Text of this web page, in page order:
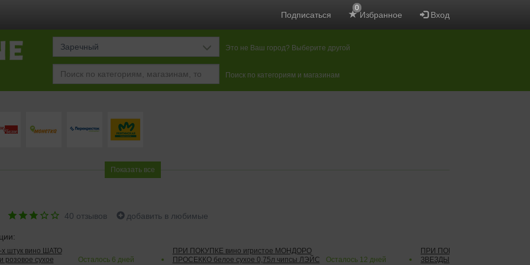
Подписаться Избранное
0
Вход
Заречный Это не Ваш город? Выберите другой
Поиск по категориям и магазинам
Показать все
40 отзывов добавить в любимые
х штук вино ШАТО
розовое сухое
Осталось 6 дней
ПРИ ПОКУПКЕ вино игристое МОНДОРО
ПРОСЕККО белое сухое 0,75л чипсы ЛЭЙС
Осталось 12 дней
ПРИ ПОКУПКЕ коньяк
ЗВЕЗДЫ 0,5л газ напиток